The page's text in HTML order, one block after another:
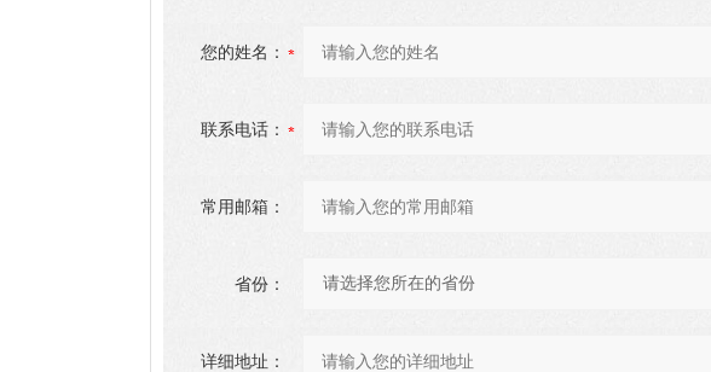
您的姓名：
联系电话：
常用邮箱：
省份：
详细地址：